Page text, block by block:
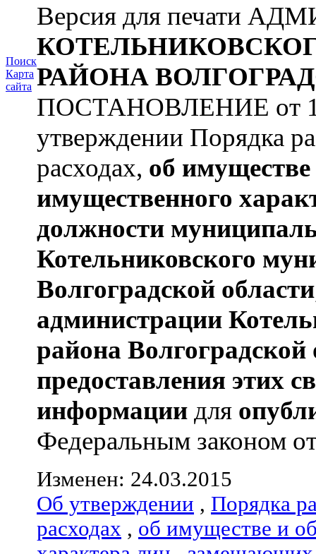
Поиск
Карта
сайта
Версия для печати
РАЙОНА
ПОСТАНОВЛЕНИЕ от
утверждении Порядка
расходах, об имуществе
имущественного
должности
Котельниковского
Волгоградской области
администрации
района Волгоградской
предоставления этих
информации для
Федеральным законом
Изменен: 24.03.2015
Об утверждении , Порядка
расходах , об имуществе и